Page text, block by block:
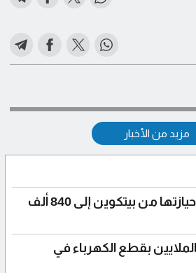
مزيد من الأخبار
"ستراتيجي" تخفض حيازتها من بيتكوين إلى 840 ألف
بقطع الكهرباء في